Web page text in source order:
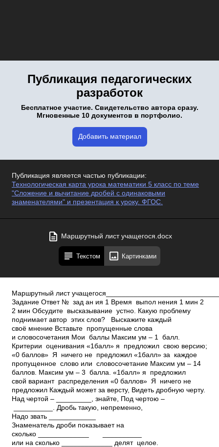
Публикация педагогических
разработок
Бесплатное участие. Свидетельство автора сразу.
Мгновенные 10 документов в портфолио.
Добавить материал
Публикация является частью публикации:
Технологическая карта урока математики 5 класс по теме
"Сложение и вычитание дробей с одинаковыми
знаменателями" и презентация к уроку. ФГОС.
Маршрутный лист учащегося.docx
Текстом Картинками
Маршрутный лист
Задание Ответ № зад ан ия 1 Время выпол нения 1 мин 2
2 мин Обсудите высказывание устно. Какую проблему
поднимает автор этих слов? Выскажите каждый
своё мнение Вставьте пропущенные слова
и словосочетания Мои баллы Максим ум – 1 балл.
Критерии оценивания «1балл»­ я предложил свою версию;
«0 баллов» ­ Я ничего не предложил «1балл»­ за каждое
пропущенное слово или словосочетание Максим ум – 14
баллов. Максим ум – 3 балла. «1балл»­ я предложил
свой вариант распределения «0 баллов» ­ Я ничего не
предложил Каждый может за версту, Видеть дробную черту.
Над чертой – _________, знайте, Под чертою –
__________. Дробь такую, непременно,
Надо звать ____________
Знаменатель дроби показывает на
сколько _____________ __________
или на сколько _____________ делят целое.